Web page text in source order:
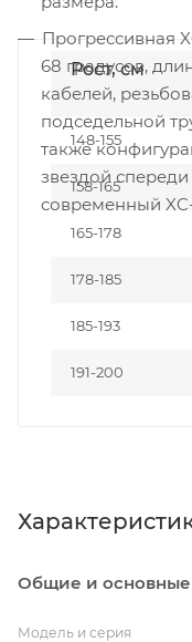
Прогрессивная
68 градусов,
кабелей,
подседельной
также
звездой спереди
современный
Рост, см
148-155
158-165
165-178
178-185
185-193
191-200
Общие и основные
Модель и серия